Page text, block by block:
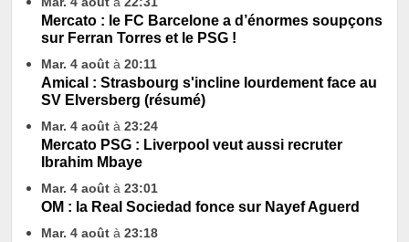
Mercato : le FC Barcelone a d’énormes soupçons
sur Ferran Torres et le PSG !
Mar. 4 août à 20:11
Amical : Strasbourg s'incline lourdement face au
SV Elversberg (résumé)
Mar. 4 août à 23:24
Mercato PSG : Liverpool veut aussi recruter
Ibrahim Mbaye
Mar. 4 août à 23:01
OM : la Real Sociedad fonce sur Nayef Aguerd
Mar. 4 août à 23:18